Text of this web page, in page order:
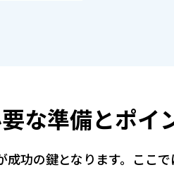
な準備とポイ
功の鍵となります。ここ